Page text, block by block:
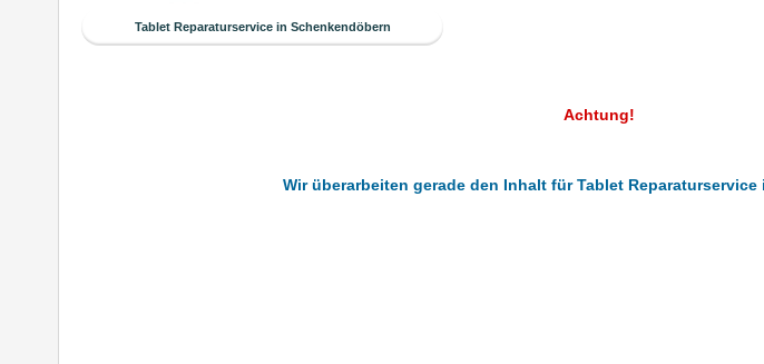
Tablet Reparaturservice in Schenkendöbern
Achtung!
Wir überarbeiten gerade den Inhalt für Tablet